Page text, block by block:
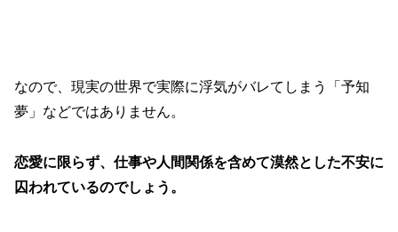
なので、現実の世界で実際に浮気がバレてしまう「予知
夢」などではありません。
恋愛に限らず、仕事や人間関係を含めて漠然とした不安に
囚われているのでしょう。